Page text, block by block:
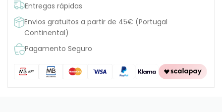
Entregas rápidas
Envios gratuitos a partir de 45€ (Portugal
Continental)
Pagamento Seguro